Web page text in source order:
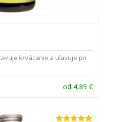
krvácanie a uľavuje pri
od 4,89 €